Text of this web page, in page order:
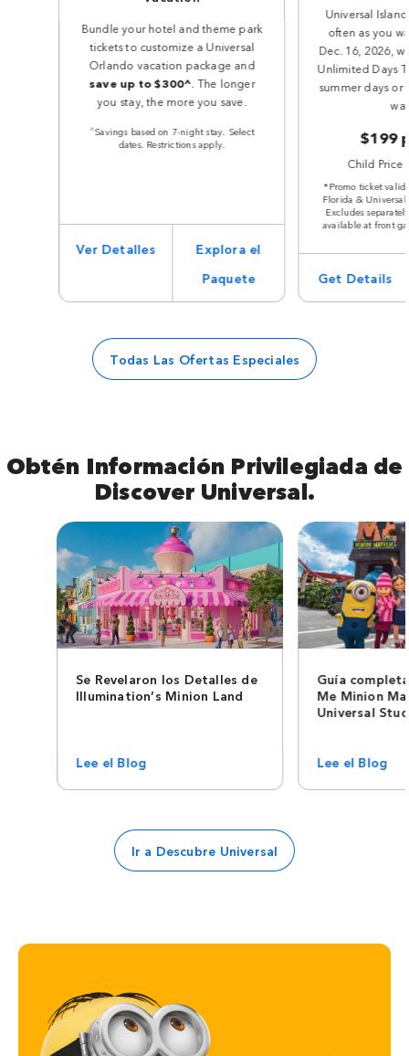
Bundle your hotel and theme park
tickets to customize a Universal
Orlando vacation package and
save up to $300^ . The longer
you stay, the more you save.
^Savings based on 7-night stay. Select
dates. Restrictions apply.
Ver Detalles
Explora el
Paquete
Universal
often as you
Dec. 16, 2026,
Unlimited Days
summer days or
$199
Child Price
*Promo ticket
Florida &
Excludes
available at front
Get Details
Todas Las Ofertas Especiales
Obtén Información Privilegiada de
Discover Universal.
Se Revelaron los Detalles de
Illumination’s Minion Land
Lee el Blog
Guía
Me Minion
Universal
Lee el Blog
Ir a Descubre Universal